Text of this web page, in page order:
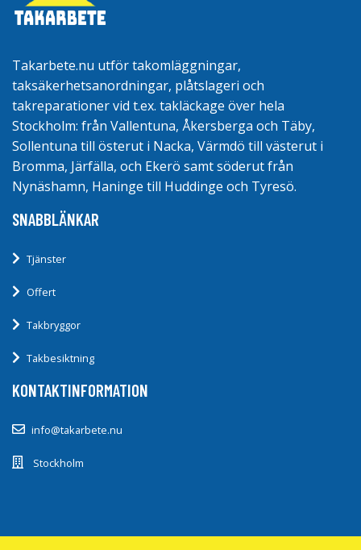
Takarbete.nu utför takomläggningar,
taksäkerhetsanordningar, plåtslageri och
takreparationer vid t.ex. takläckage över hela
Stockholm: från Vallentuna, Åkersberga och Täby,
Sollentuna till österut i Nacka, Värmdö till västerut i
Bromma, Järfälla, och Ekerö samt söderut från
Nynäshamn, Haninge till Huddinge och Tyresö.
SNABBLÄNKAR
Tjänster
Offert
Takbryggor
Takbesiktning
KONTAKTINFORMATION
info@takarbete.nu
Stockholm